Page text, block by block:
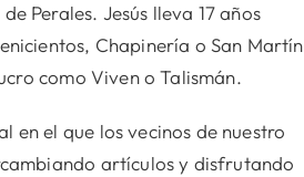
Perales. Jesús lleva 17 años
Chapinería o San Martín
como Viven o Talismán.
en el que los vecinos de nuestro
artículos y disfrutando